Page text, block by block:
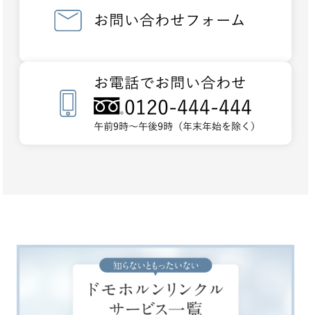
お問い合わせフォーム
お電話でお問い合わせ
0120-444-444
午前9時～午後9時（年末年始を除く）